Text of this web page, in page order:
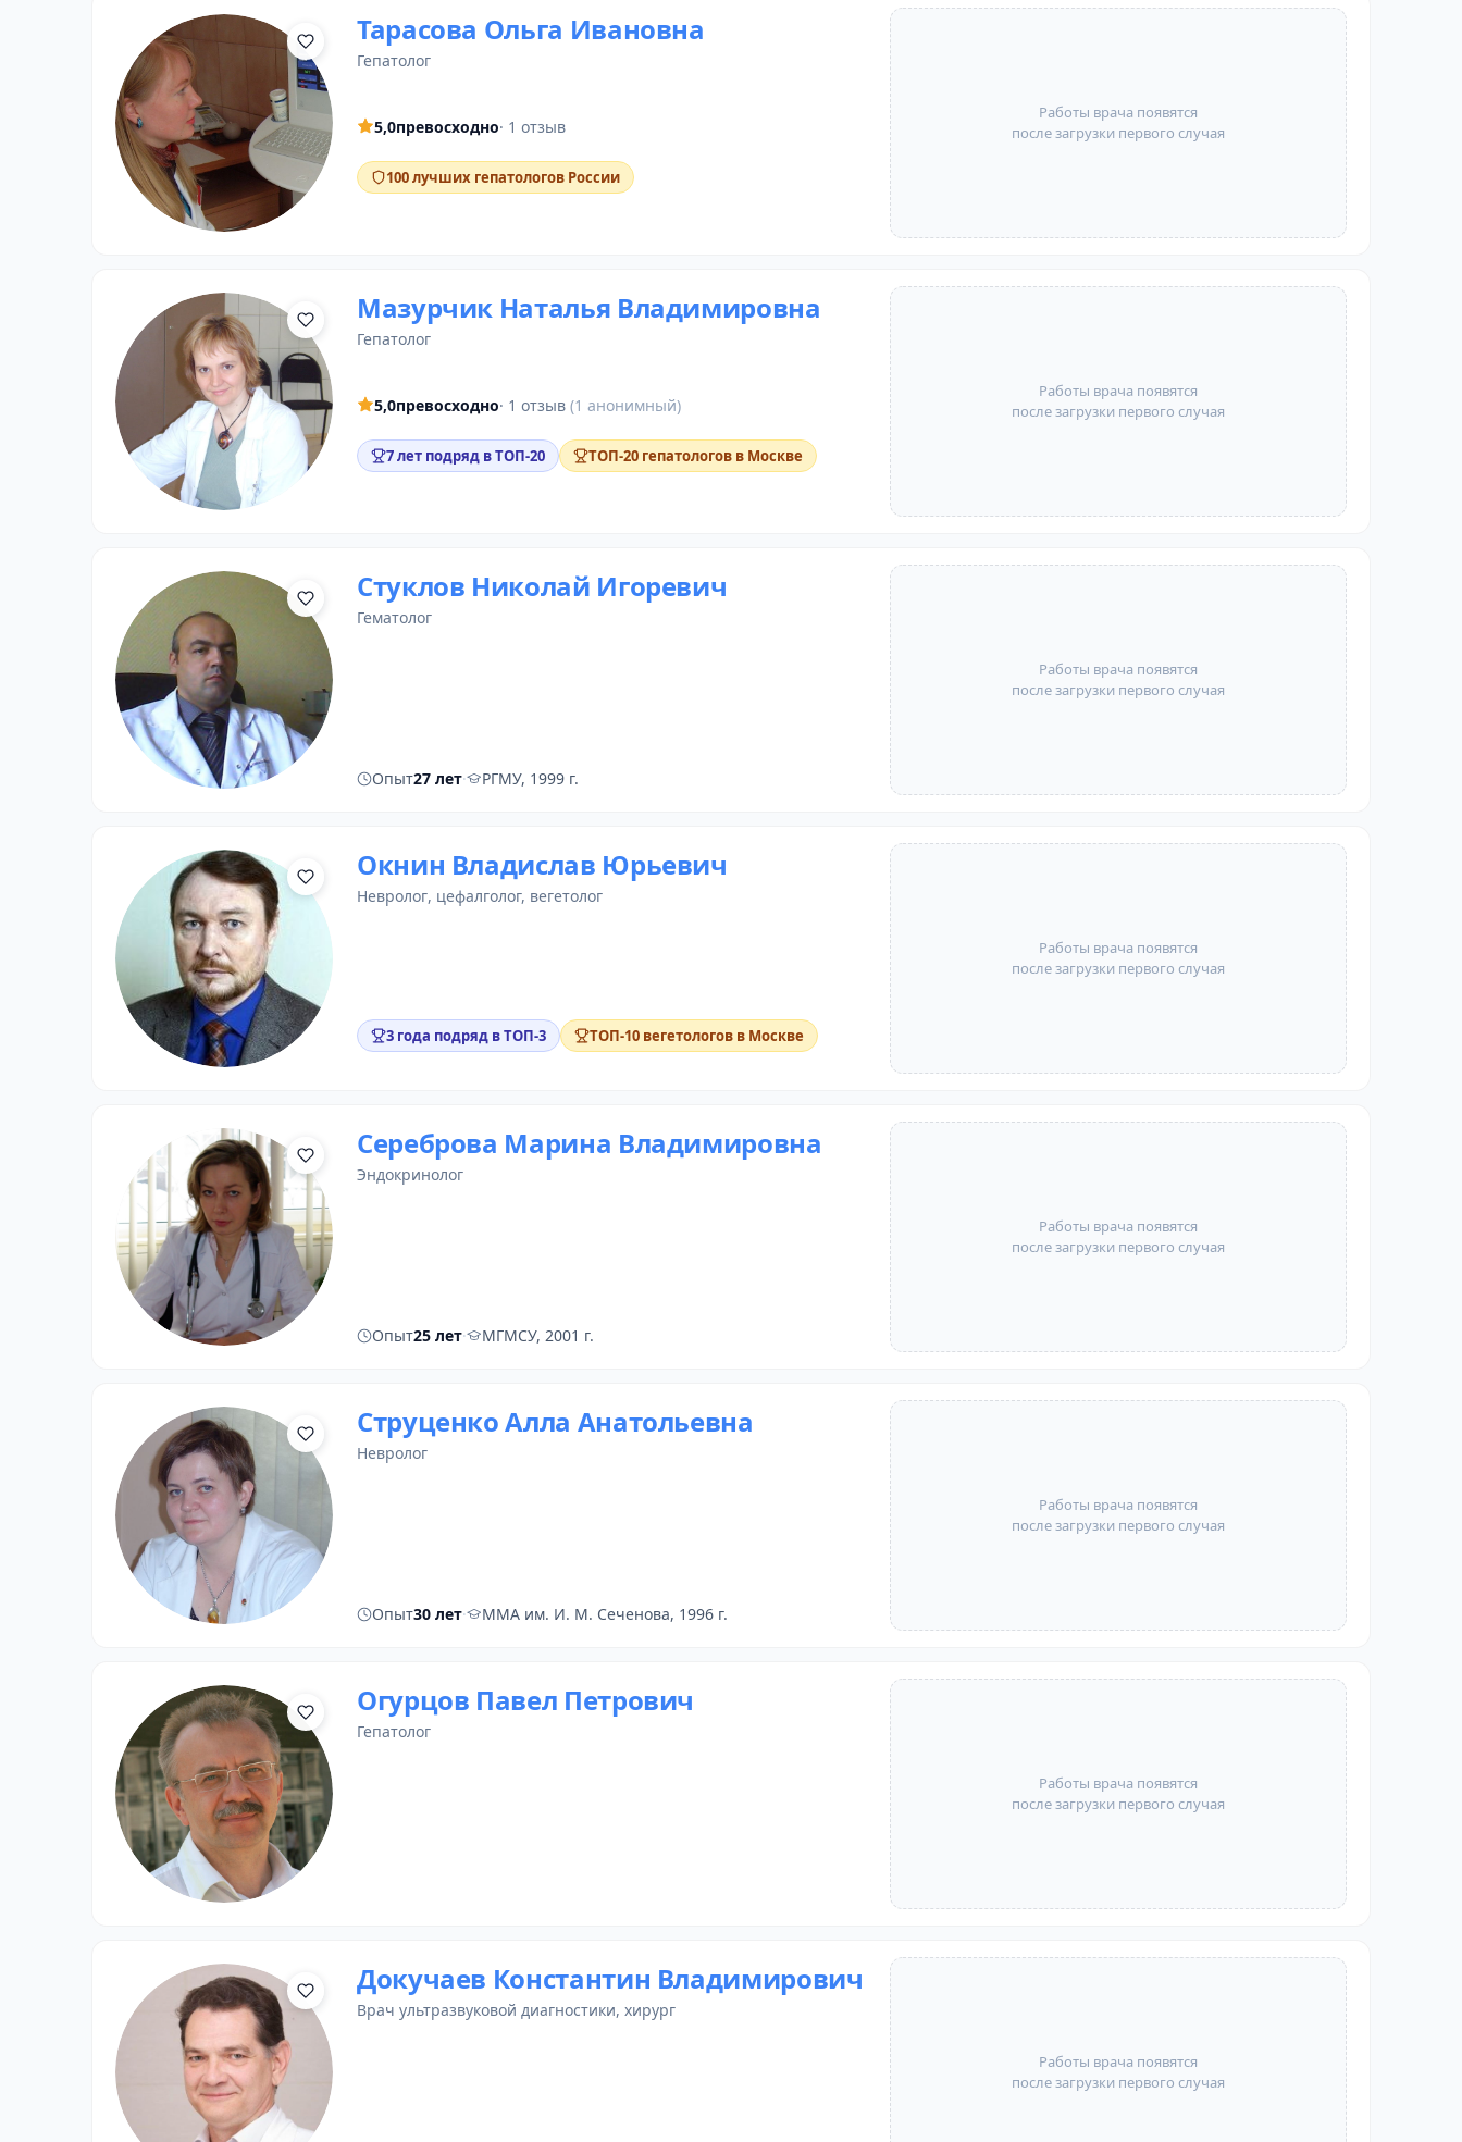
Тарасова Ольга Ивановна
гепатолог
5,0превосходно· 1 отзыв
100 лучших гепатологов России
Работы врача появятся
после загрузки первого случая
Мазурчик Наталья Владимировна
гепатолог
5,0превосходно· 1 отзыв (1 анонимный)
7 лет подряд в ТОП-20 ТОП-20 гепатологов в Москве
Работы врача появятся
после загрузки первого случая
Стуклов Николай Игоревич
гематолог
Опыт27 лет· РГМУ, 1999 г.
Работы врача появятся
после загрузки первого случая
Окнин Владислав Юрьевич
невролог, цефалголог, вегетолог
3 года подряд в ТОП-3 ТОП-10 вегетологов в Москве
Работы врача появятся
после загрузки первого случая
Сереброва Марина Владимировна
эндокринолог
Опыт25 лет· МГМСУ, 2001 г.
Работы врача появятся
после загрузки первого случая
Струценко Алла Анатольевна
невролог
Опыт30 лет· ММА им. И. М. Сеченова, 1996 г.
Работы врача появятся
после загрузки первого случая
Огурцов Павел Петрович
гепатолог
Работы врача появятся
после загрузки первого случая
Докучаев Константин Владимирович
врач ультразвуковой диагностики, хирург
Работы врача появятся
после загрузки первого случая